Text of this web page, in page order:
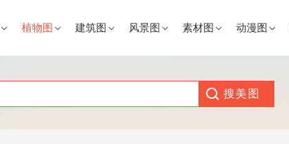
植物图 建筑图 风景图 素材图 动漫图